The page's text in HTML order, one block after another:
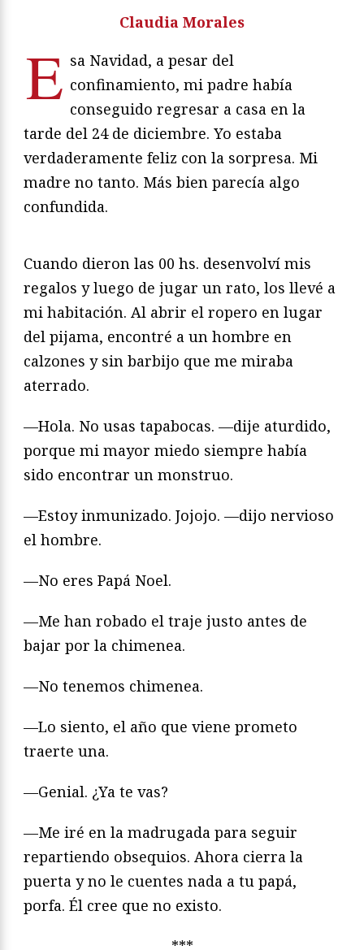
Claudia Morales
E sa Navidad, a pesar del
confinamiento, mi padre había
conseguido regresar a casa en la
tarde del 24 de diciembre. Yo estaba
verdaderamente feliz con la sorpresa. Mi
madre no tanto. Más bien parecía algo
confundida.
Cuando dieron las 00 hs. desenvolví mis
regalos y luego de jugar un rato, los llevé a
mi habitación. Al abrir el ropero en lugar
del pijama, encontré a un hombre en
calzones y sin barbijo que me miraba
aterrado.
—Hola. No usas tapabocas. —dije aturdido,
porque mi mayor miedo siempre había
sido encontrar un monstruo.
—Estoy inmunizado. Jojojo. —dijo nervioso
el hombre.
—No eres Papá Noel.
—Me han robado el traje justo antes de
bajar por la chimenea.
—No tenemos chimenea.
—Lo siento, el año que viene prometo
traerte una.
—Genial. ¿Ya te vas?
—Me iré en la madrugada para seguir
repartiendo obsequios. Ahora cierra la
puerta y no le cuentes nada a tu papá,
porfa. Él cree que no existo.
***